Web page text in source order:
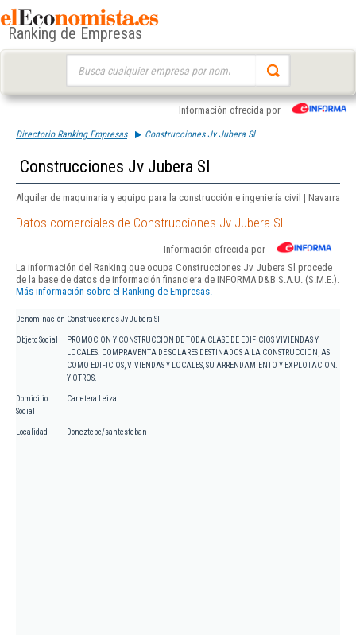
Ranking de Empresas
Información ofrecida por
Directorio Ranking Empresas Construcciones Jv Jubera Sl
Construcciones Jv Jubera Sl
Alquiler de maquinaria y equipo para la construcción e ingeniería civil | Navarra
Datos comerciales de Construcciones Jv Jubera Sl
Información ofrecida por
La información del Ranking que ocupa Construcciones Jv Jubera Sl procede
de la base de datos de información financiera de INFORMA D&B S.A.U. (S.M.E.).
Más información sobre el Ranking de Empresas.
Denominación Construcciones Jv Jubera Sl
Objeto Social
PROMOCION Y CONSTRUCCION DE TODA CLASE DE EDIFICIOS VIVIENDAS Y
LOCALES. COMPRAVENTA DE SOLARES DESTINADOS A LA CONSTRUCCION, ASI
COMO EDIFICIOS, VIVIENDAS Y LOCALES, SU ARRENDAMIENTO Y EXPLOTACION.
Y OTROS.
Domicilio
Social
Carretera Leiza
Localidad Doneztebe/santesteban